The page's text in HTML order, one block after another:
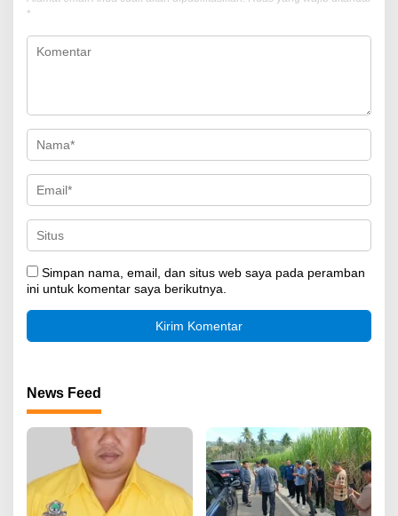
*
Simpan nama, email, dan situs web saya pada peramban
ini untuk komentar saya berikutnya.
News Feed